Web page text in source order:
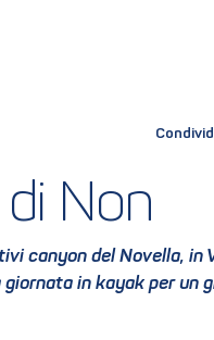
Non
canyon del Novella, in
in kayak per un